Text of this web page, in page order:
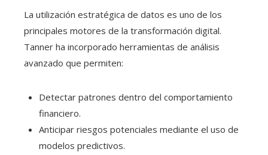
La utilización estratégica de datos es uno de los
principales motores de la transformación digital.
Tanner ha incorporado herramientas de análisis
avanzado que permiten:
Detectar patrones dentro del comportamiento
financiero.
Anticipar riesgos potenciales mediante el uso de
modelos predictivos.